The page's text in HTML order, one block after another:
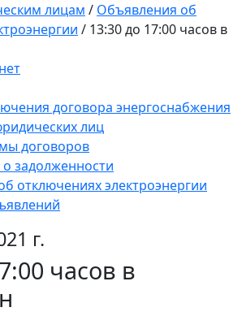
лицам / Объявления об
/ 13:30 до 17:00 часов в
договора энергоснабжения
лиц
договоров
задолженности
отключениях электроэнергии
г.
часов в